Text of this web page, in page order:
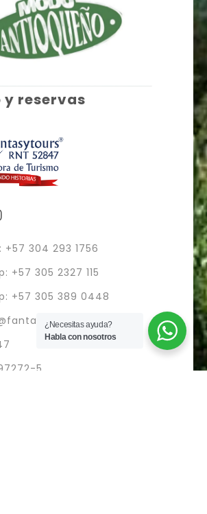
reservas
304 293 1756
+57 305 2327 115
+57 305 389 0448
5
¿Necesitas ayuda?
Habla con nosotros